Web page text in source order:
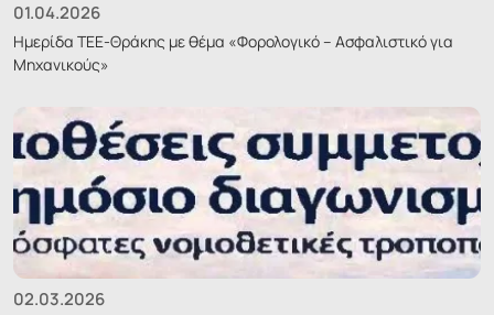
01.04.2026
Ημερίδα ΤΕΕ-Θράκης με θέμα «Φορολογικό – Ασφαλιστικό για
Μηχανικούς»
02.03.2026